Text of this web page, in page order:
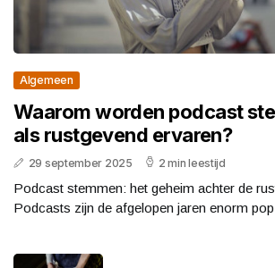
Algemeen
Waarom worden podcast
als rustgevend ervaren?
29 september 2025 2 min leestijd
Podcast stemmen: het geheim achter de
Podcasts zijn de afgelopen jaren enorm